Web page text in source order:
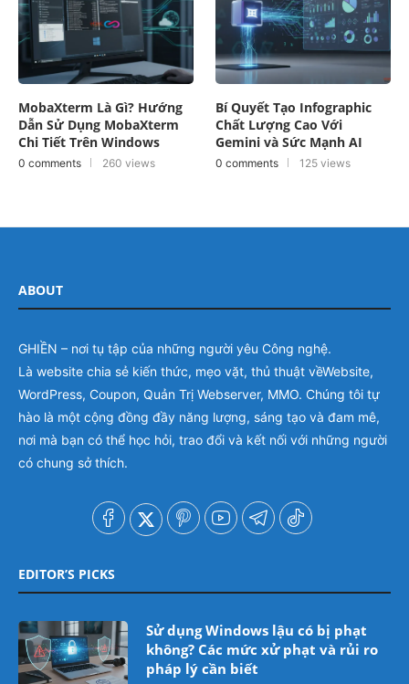
MobaXterm Là Gì? Hướng
Dẫn Sử Dụng MobaXterm
Chi Tiết Trên Windows
0 comments 260 views
Bí Quyết Tạo Infographic
Chất Lượng Cao Với
Gemini và Sức Mạnh AI
0 comments 125 views
ABOUT
GHIỀN – nơi tụ tập của những người yêu Công nghệ.
Là website chia sẻ kiến thức, mẹo vặt, thủ thuật vềWebsite,
WordPress, Coupon, Quản Trị Webserver, MMO. Chúng tôi tự
hào là một cộng đồng đầy năng lượng, sáng tạo và đam mê,
nơi mà bạn có thể học hỏi, trao đổi và kết nối với những người
có chung sở thích.
EDITOR’S PICKS
Sử dụng Windows lậu có bị phạt
không? Các mức xử phạt và rủi ro
pháp lý cần biết